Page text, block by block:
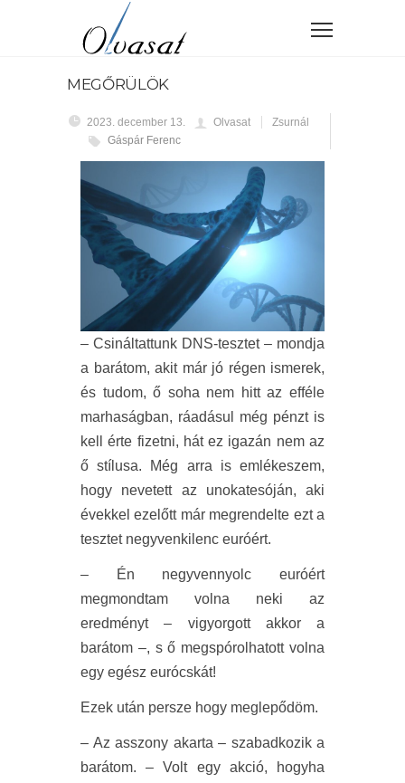
MEGŐRÜLÖK
2023. december 13. Olvasat
Zsurnál
Gáspár Ferenc
– Csináltattunk DNS-tesztet – mondja
a barátom, akit már jó régen ismerek,
és tudom, ő soha nem hitt az efféle
marhaságban, ráadásul még pénzt is
kell érte fizetni, hát ez igazán nem az
ő stílusa. Még arra is emlékeszem,
hogy nevetett az unokatesóján, aki
évekkel ezelőtt már megrendelte ezt a
tesztet negyvenkilenc euróért.
– Én negyvennyolc euróért
megmondtam volna neki az
eredményt – vigyorgott akkor a
barátom –, s ő megspórolhatott volna
egy egész eurócskát!
Ezek után persze hogy meglepődöm.
– Az asszony akarta – szabadkozik a
barátom. – Volt egy akció, hogyha